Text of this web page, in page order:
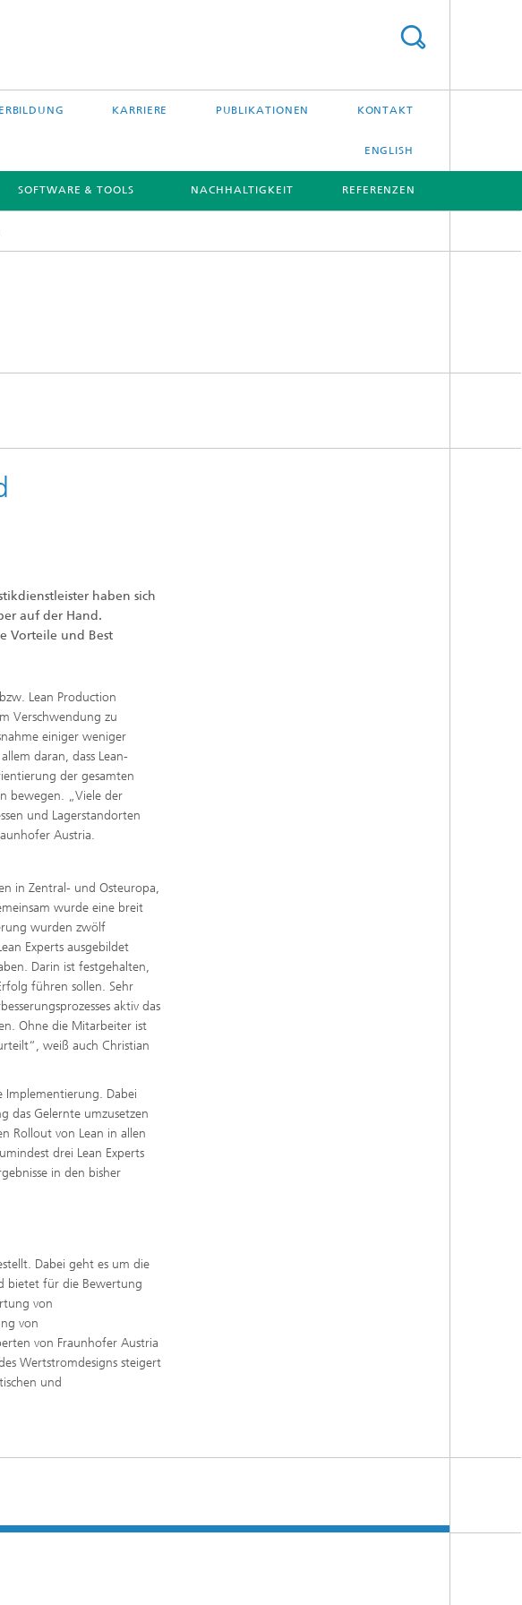
KARRIERE PUBLIKATIONEN KONTAKT
ENGLISH
SOFTWARE & TOOLS NACHHALTIGKEIT REFERENZEN
haben sich
auf der Hand.
Vorteile und Best
Lean Production
Verschwendung zu
einiger weniger
daran, dass Lean-
der gesamten
bewegen. „Viele der
und Lagerstandorten
Austria.
in Zentral- und Osteuropa,
wurde eine breit
wurden zwölf
Experts ausgebildet
Darin ist festgehalten,
führen sollen. Sehr
aktiv das
Oh­ne die Mitarbeiter ist
weiß auch Christian
Implementierung. Dabei
das Gelernte umzusetzen
Rollout von Lean in allen
drei Lean Experts
in den bisher
Dabei geht es um die
bietet für die Bewertung
von
von
von Fraunhofer Austria
Wertstromdesigns steigert
und